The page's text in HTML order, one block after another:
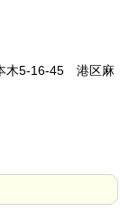
木5-16-45 港区麻